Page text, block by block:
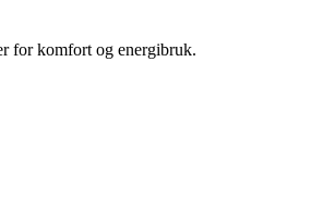
for komfort og energibruk.